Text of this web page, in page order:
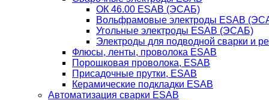
ОК 46.00 ESAB (ЭСАБ)
Вольфрамовые электроды ESAB
Угольные электроды ESAB (ЭСАБ)
Электроды для подводной сварки и
Флюсы, ленты, проволока ESAB
Порошковая проволока, ESAB
Присадочные прутки, ESAB
Керамические подкладки ESAB
Автоматизация сварки ESAB